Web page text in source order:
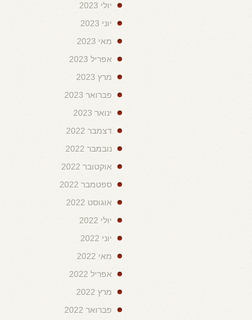
יולי 2023
יוני 2023
מאי 2023
אפריל 2023
מרץ 2023
פברואר 2023
ינואר 2023
דצמבר 2022
נובמבר 2022
אוקטובר 2022
ספטמבר 2022
אוגוסט 2022
יולי 2022
יוני 2022
מאי 2022
אפריל 2022
מרץ 2022
פברואר 2022